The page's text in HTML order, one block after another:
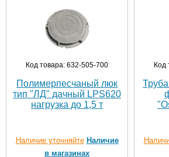
Код товара: 632-505-700
Полимерпесчаный люк
тип "ЛД" дачный LPS620
нагрузка до 1,5 т
Наличие уточняйте Наличие
в магазинах
Код